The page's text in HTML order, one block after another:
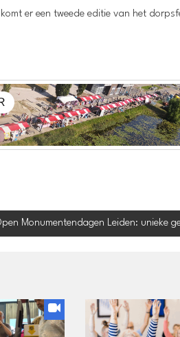
er een tweede editie van het
Monumentendagen Leiden: unieke